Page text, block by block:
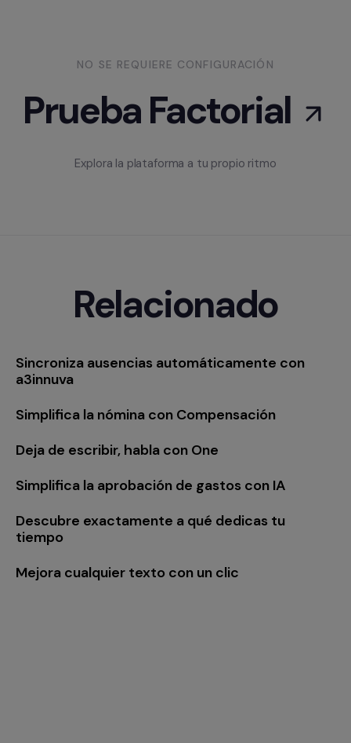
NO SE REQUIERE CONFIGURACIÓN
Prueba Factorial
Explora la plataforma a tu propio ritmo
Relacionado
Sincroniza ausencias automáticamente con
a3innuva
Simplifica la nómina con Compensación
Deja de escribir, habla con One
Simplifica la aprobación de gastos con IA
Descubre exactamente a qué dedicas tu
tiempo
Mejora cualquier texto con un clic